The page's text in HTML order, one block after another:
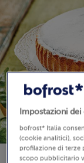
Impostazioni
bofrost* Italia
(cookie analitici),
profilazione di terze
scopo pubblicitario